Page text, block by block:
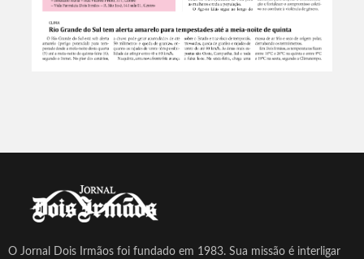
O Jornal Dois Irmãos foi fundado em 1983. Sua missão é interligar